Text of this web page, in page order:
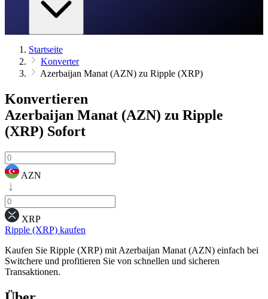
Startseite
Konverter
Azerbaijan Manat (AZN) zu Ripple (XRP)
Konvertieren
Azerbaijan Manat (AZN) zu Ripple
(XRP) Sofort
AZN
XRP
Ripple (XRP) kaufen
Kaufen Sie Ripple (XRP) mit Azerbaijan Manat (AZN) einfach bei
Switchere und profitieren Sie von schnellen und sicheren
Transaktionen.